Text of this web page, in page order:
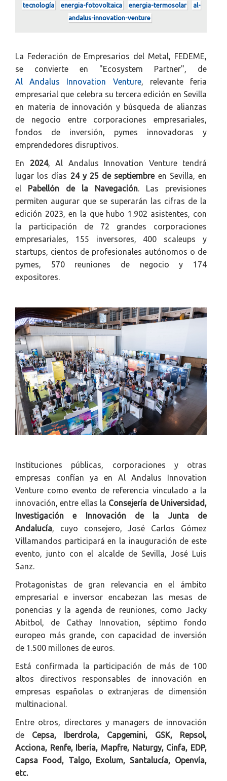
tecnología
energia-fotovoltaica energia-termosolar
al-
andalus-innovation-venture
La Federación de Empresarios del Metal, FEDEME,
se convierte en "Ecosystem Partner", de
Al Andalus Innovation Venture, relevante feria
empresarial que celebra su tercera edición en Sevilla
en materia de innovación y búsqueda de alianzas
de negocio entre corporaciones empresariales,
fondos de inversión, pymes innovadoras y
emprendedores disruptivos.
En
2024, Al Andalus Innovation Venture tendrá
lugar los días 24 y 25 de septiembreen Sevilla, en
el Pabellón de la Navegación. Las previsiones
permiten augurar que se superarán las cifras de la
edición 2023, en la que hubo 1.902 asistentes, con
la participación de 72 grandes corporaciones
empresariales, 155 inversores, 400 scaleups y
startups, cientos de profesionales autónomos o de
pymes, 570 reuniones de negocio y 174
expositores.
Instituciones públicas, corporaciones y otras
empresas confían ya en Al Andalus Innovation
Venture como evento de referencia vinculado a la
innovación, entre ellas la Consejería de Universidad,
Investigación e Innovación de la Junta de
Andalucía, cuyo consejero, José Carlos Gómez
Villamandos participará en la inauguración de este
evento, junto con el alcalde de Sevilla, José Luis
Sanz.
Protagonistas de gran relevancia en el ámbito
empresarial e inversor encabezan las mesas de
ponencias y la agenda de reuniones, como Jacky
Abitbol, de Cathay Innovation, séptimo fondo
europeo más grande, con capacidad de inversión
de 1.500 millones de euros.
Está confirmada la participación de más de 100
altos directivos responsables de innovación en
empresas españolas o extranjeras de dimensión
multinacional.
Entre otros, directores y managers de innovación
de Cepsa, Iberdrola, Capgemini, GSK, Repsol,
Acciona, Renfe, Iberia, Mapfre, Naturgy, Cinfa, EDP,
Capsa Food, Talgo, Exolum, Santalucía, Openvía,
etc.